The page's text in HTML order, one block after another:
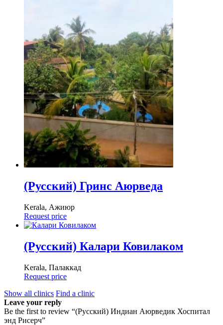
(Русский) Гринс Аюрведа
Kerala, Ажиюр
Request price
(Русский) Калари Ковилаком
Kerala, Палаккад
Request price
Show all clinics Find a clinic
Leave your reply
Be the first to review “(Русский) Индиан Аюрведик Хоспитал
энд Рисерч”